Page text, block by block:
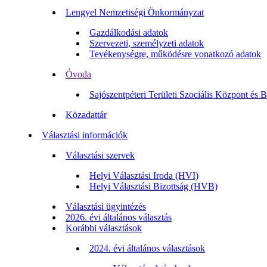
Lengyel Nemzetiségi Önkormányzat
Gazdálkodási adatok
Szervezeti, személyzeti adatok
Tevékenységre, működésre vonatkozó adatok
Óvoda
Sajószentpéteri Területi Szociális Központ és
Közadattár
Választási információk
Választási szervek
Helyi Választási Iroda (HVI)
Helyi Választási Bizottság (HVB)
Választási ügyintézés
2026. évi általános választás
Korábbi választások
2024. évi általános választások